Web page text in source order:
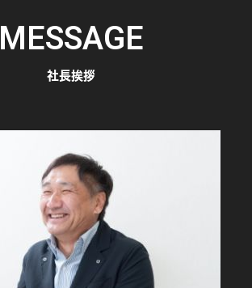
MESSAGE
社長挨拶